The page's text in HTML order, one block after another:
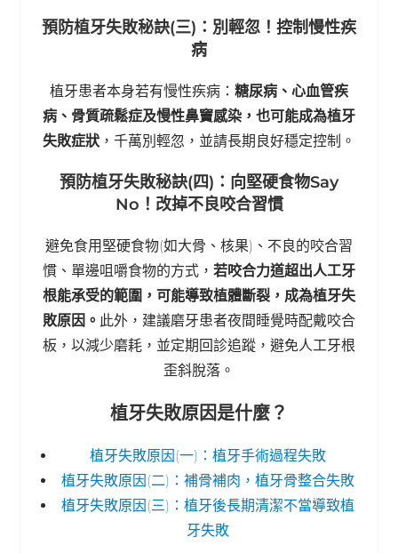
預防植牙失敗秘訣(三)：別輕忽！控制慢性疾
病
植牙患者本身若有慢性疾病： 糖尿病、心血管疾
病、骨質疏鬆症及慢性鼻竇感染，也可能成為植牙
失敗症狀 ，千萬別輕忽，並請長期良好穩定控制。
預防植牙失敗秘訣(四)：向堅硬食物Say
No！改掉不良咬合習慣
避免食用堅硬食物(如大骨、核果)、不良的咬合習
慣、單邊咀嚼食物的方式， 若咬合力道超出人工牙
根能承受的範圍，可能導致植體斷裂，成為植牙失
敗原因。 此外，建議磨牙患者夜間睡覺時配戴咬合
板，以減少磨耗，並定期回診追蹤，避免人工牙根
歪斜脫落。
植牙失敗原因是什麼？
植牙失敗原因(一)：植牙手術過程失敗
植牙失敗原因(二)：補骨補肉，植牙骨整合失敗
植牙失敗原因(三)：植牙後長期清潔不當導致植
牙失敗